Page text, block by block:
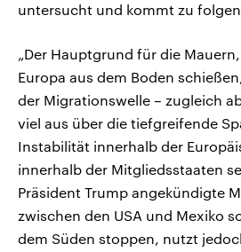
untersucht und kommt zu
„Der Hauptgrund für die
Europa aus dem Boden
der Migrationswelle – zugleich
viel aus über die tiefgreifende
Instabilität innerhalb der
innerhalb der Mitgliedsstaaten
Präsident Trump angekündigte
zwischen den USA und Mexiko
dem Süden stoppen, nutzt